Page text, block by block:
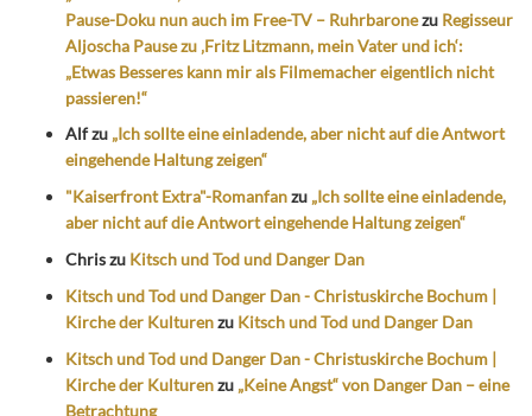
Pause-Doku nun auch im Free-TV – Ruhrbaronezu Regisseur
Aljoscha Pause zu ‚Fritz Litzmann, mein Vater und ich‘:
„Etwas Besseres kann mir als Filmemacher eigentlich nicht
passieren!“
Alfzu „Ich sollte eine einladende, aber nicht auf die Antwort
eingehende Haltung zeigen“
"Kaiserfront Extra"-Romanfanzu „Ich sollte eine einladende,
aber nicht auf die Antwort eingehende Haltung zeigen“
Chriszu Kitsch und Tod und Danger Dan
Kitsch und Tod und Danger Dan - Christuskirche Bochum |
Kirche der Kulturenzu Kitsch und Tod und Danger Dan
Kitsch und Tod und Danger Dan - Christuskirche Bochum |
Kirche der Kulturenzu „Keine Angst“ von Danger Dan – eine
Betrachtung